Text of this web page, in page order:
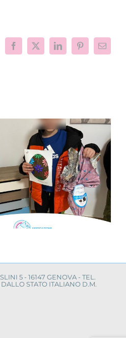
Facebook
X LinkedInPinterestEmail
Il Mimas Music
Festival per la ricerca
sul neuroblastoma
5 - 16147 GENOVA - TEL.
STATO ITALIANO D.M.